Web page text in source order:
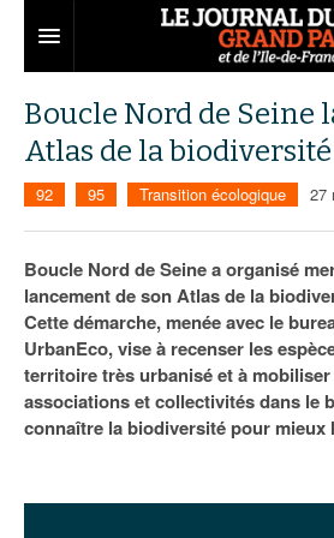
Territoires
Aménagement
Institutions
Services urbains
Entreprises
Emploi
Attractivité
Innovation
75
77
78
Carnet
Nominations
Portraits
Les Assises du Grand Paris
Éditions précédentes
Le podcast
Ecouter les épisodes
Boucle Nord de Seine
Atlas de la biodiversité
92 95 Transition écologique 27
Boucle Nord de Seine a organisé
lancement de son Atlas de la
Cette démarche, menée avec le
UrbanEco, vise à recenser les
territoire très urbanisé et à
associations et collectivités dans le
connaître la biodiversité pour mieux